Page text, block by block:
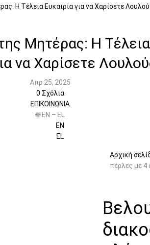
Μητέρας: Η Τέλεια
να Χαρίσετε
Απρ 25, 2025
0 Σχόλια
ΕΠΙΚΟΙΝΩΝΙΑ
🌐 EN – EL
EN
EL
Αρχική
πέρλες με 4